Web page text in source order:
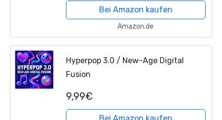
Bei Amazon kaufen
Amazon.de
Hyperpop 3.0 / New-Age Digital
Fusion
9,99€